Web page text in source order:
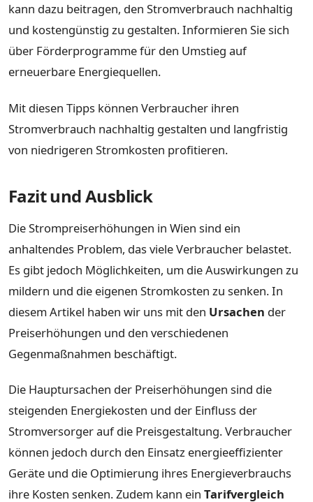
kann dazu beitragen, den Stromverbrauch nachhaltig
und kostengünstig zu gestalten. Informieren Sie sich
über Förderprogramme für den Umstieg auf
erneuerbare Energiequellen.
Mit diesen Tipps können Verbraucher ihren
Stromverbrauch nachhaltig gestalten und langfristig
von niedrigeren Stromkosten profitieren.
Fazit und Ausblick
Die Strompreiserhöhungen in Wien sind ein
anhaltendes Problem, das viele Verbraucher belastet.
Es gibt jedoch Möglichkeiten, um die Auswirkungen zu
mildern und die eigenen Stromkosten zu senken. In
diesem Artikel haben wir uns mit den Ursachen der
Preiserhöhungen und den verschiedenen
Gegenmaßnahmen beschäftigt.
Die Hauptursachen der Preiserhöhungen sind die
steigenden Energiekosten und der Einfluss der
Stromversorger auf die Preisgestaltung. Verbraucher
können jedoch durch den Einsatz energieeffizienter
Geräte und die Optimierung ihres Energieverbrauchs
ihre Kosten senken. Zudem kann ein Tarifvergleich